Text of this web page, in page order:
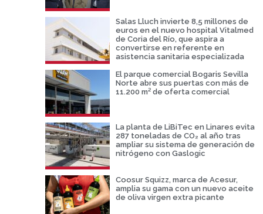
Salas Lluch invierte 8,5 millones de
euros en el nuevo hospital Vitalmed
de Coria del Río, que aspira a
convertirse en referente en
asistencia sanitaria especializada
El parque comercial Bogaris Sevilla
Norte abre sus puertas con más de
11.200 m² de oferta comercial
La planta de LiBiTec en Linares evita
287 toneladas de CO₂ al año tras
ampliar su sistema de generación de
nitrógeno con Gaslogic
Coosur Squizz, marca de Acesur,
amplia su gama con un nuevo aceite
de oliva virgen extra picante